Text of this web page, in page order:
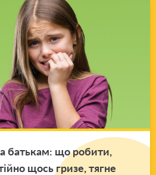
ба­тькам: що ро­би­ти,
щось гризе, тягне